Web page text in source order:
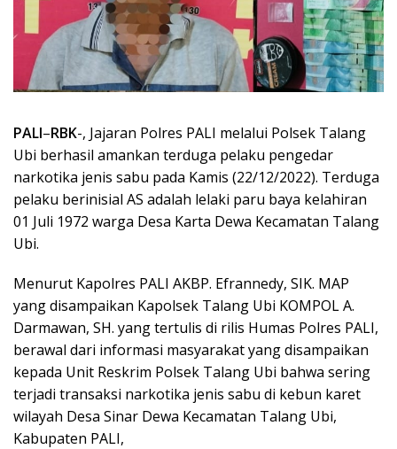
PALI–RBK-, Jajaran Polres PALI melalui Polsek Talang
Ubi berhasil amankan terduga pelaku pengedar
narkotika jenis sabu pada Kamis (22/12/2022). Terduga
pelaku berinisial AS adalah lelaki paru baya kelahiran
01 Juli 1972 warga Desa Karta Dewa Kecamatan Talang
Ubi.
Menurut Kapolres PALI AKBP. Efrannedy, SIK. MAP
yang disampaikan Kapolsek Talang Ubi KOMPOL A.
Darmawan, SH. yang tertulis di rilis Humas Polres PALI,
berawal dari informasi masyarakat yang disampaikan
kepada Unit Reskrim Polsek Talang Ubi bahwa sering
terjadi transaksi narkotika jenis sabu di kebun karet
wilayah Desa Sinar Dewa Kecamatan Talang Ubi,
Kabupaten PALI,